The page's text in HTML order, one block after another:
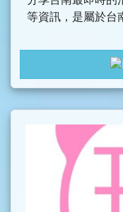
等資訊，是屬於台